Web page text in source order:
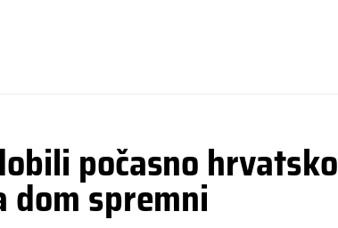
počasno hrvatsko
spremni